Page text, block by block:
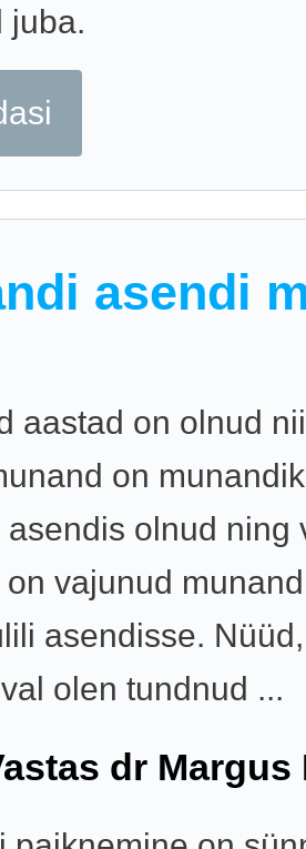
juba.
asendi
aastad on olnud
on
asendis olnud ning
on vajunud
asendisse.
olen tundnud ...
dr Margus